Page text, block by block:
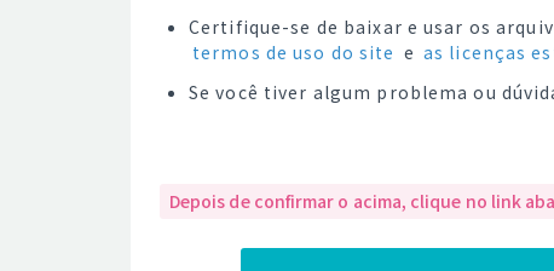
Certifique-se de baixar e usar os
termos de uso do site e as licenças
Se você tiver algum problema ou
Depois de confirmar o acima, clique no link